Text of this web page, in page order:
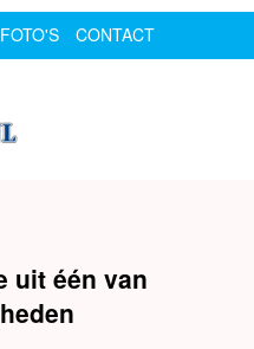
CONTACT
uit één van